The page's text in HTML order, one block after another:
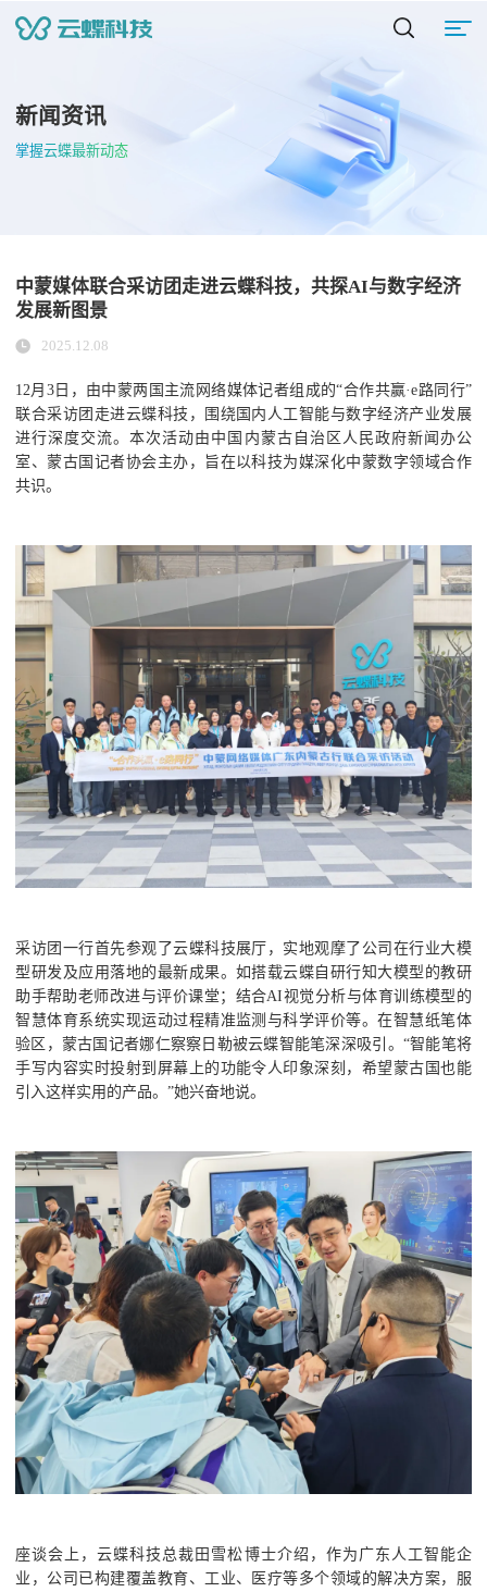
新闻资讯
掌握云蝶最新动态
中蒙媒体联合采访团走进云蝶科技，共探AI与数字经济
发展新图景
2025.12.08
12月3日，由中蒙两国主流网络媒体记者组成的“合作共赢·e路同行”
联合采访团走进云蝶科技，围绕国内人工智能与数字经济产业发展
进行深度交流。本次活动由中国内蒙古自治区人民政府新闻办公
室、蒙古国记者协会主办，旨在以科技为媒深化中蒙数字领域合作
共识。
采访团一行首先参观了云蝶科技展厅，实地观摩了公司在行业大模
型研发及应用落地的最新成果。如搭载云蝶自研行知大模型的教研
助手帮助老师改进与评价课堂；结合AI视觉分析与体育训练模型的
智慧体育系统实现运动过程精准监测与科学评价等。在智慧纸笔体
验区，蒙古国记者娜仁察察日勒被云蝶智能笔深深吸引。“智能笔将
手写内容实时投射到屏幕上的功能令人印象深刻，希望蒙古国也能
引入这样实用的产品。”她兴奋地说。
座谈会上，云蝶科技总裁田雪松博士介绍，作为广东人工智能企
业，公司已构建覆盖教育、工业、医疗等多个领域的解决方案，服